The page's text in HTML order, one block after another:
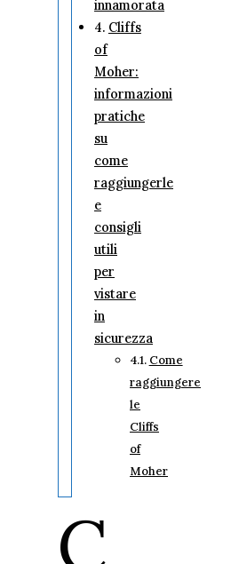
innamorata
Cliffs
of
Moher:
informazioni
pratiche
su
come
raggiungerle
e
consigli
utili
per
vistare
in
sicurezza
Come
raggiungere
le
Cliffs
of
Moher